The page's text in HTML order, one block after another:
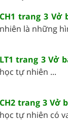
CH1 trang 3 Vở
nhiên là những
LT1 trang 3 Vở
học tự nhiên ...
CH2 trang 3 Vở
học tự nhiên có